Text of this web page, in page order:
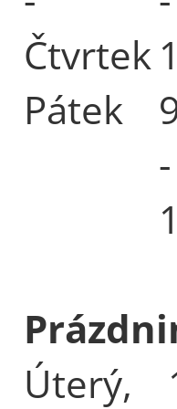
Čtvrtek
Pátek
-
Úterý,